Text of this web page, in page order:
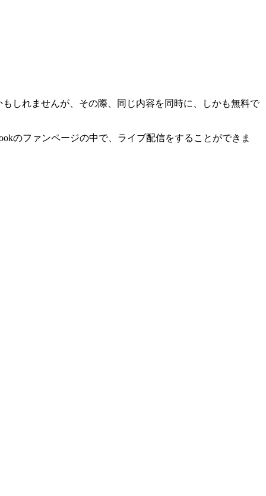
しれませんが、その際、同じ内容を同時に、しかも無料で
のファンページの中で、ライブ配信をすることができま